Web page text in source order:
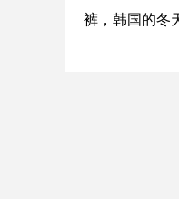
裤，韩国的冬